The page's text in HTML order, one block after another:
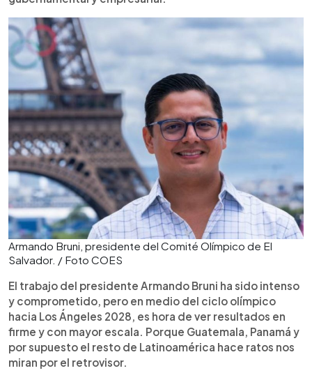
Armando Bruni, presidente del Comité Olímpico de El
Salvador. / Foto COES
El trabajo del presidente Armando Bruni ha sido intenso
y comprometido, pero en medio del ciclo olímpico
hacia Los Ángeles 2028, es hora de ver resultados en
firme y con mayor escala. Porque Guatemala, Panamá y
por supuesto el resto de Latinoamérica hace ratos nos
miran por el retrovisor.